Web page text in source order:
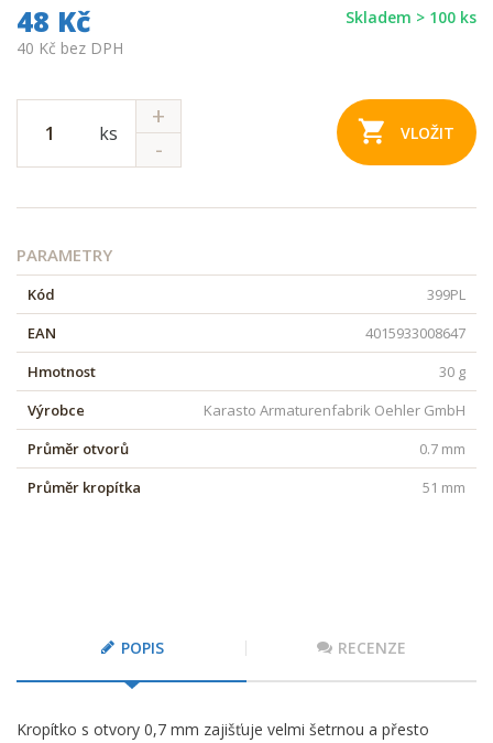
48 Kč
40 Kč bez DPH
Skladem > 100 ks
ks VLOŽIT
PARAMETRY
Kód
399PL
EAN
4015933008647
Hmotnost
30 g
Výrobce
Karasto Armaturenfabrik Oehler GmbH
Průměr otvorů
0.7 mm
Průměr kropítka
51 mm
POPIS RECENZE
Kropítko s otvory 0,7 mm zajišťuje velmi šetrnou a přesto